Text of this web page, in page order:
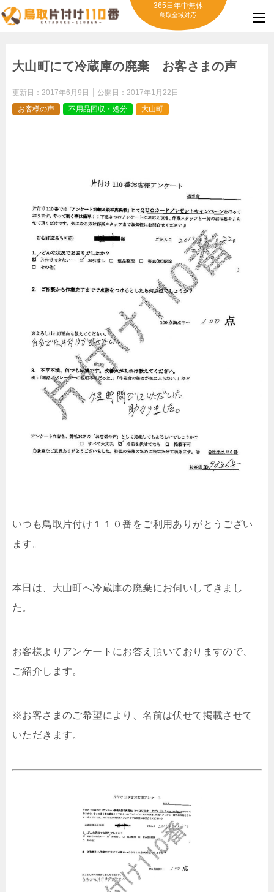
365日年中無休
鳥取全域対応
大山町にて冷蔵庫の廃棄 お客さまの声
更新日： 2017年6月9日 公開日： 2017年1月22日
お客様の声
不用品回収・処分 大山町
いつも鳥取片付け１１０番をご利用ありがとうござい
ます。
本日は、大山町へ冷蔵庫の廃棄にお伺いしてきまし
た。
お客様よりアンケートにお答え頂いておりますので、
ご紹介します。
※お客さまのご希望により、名前は伏せて掲載させて
いただきます。